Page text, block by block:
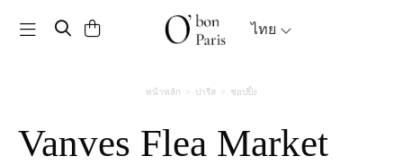
Toggle navigation ไทย
หน้าหลัก ปารีส ชอปปิ้ง
Vanves Flea Market